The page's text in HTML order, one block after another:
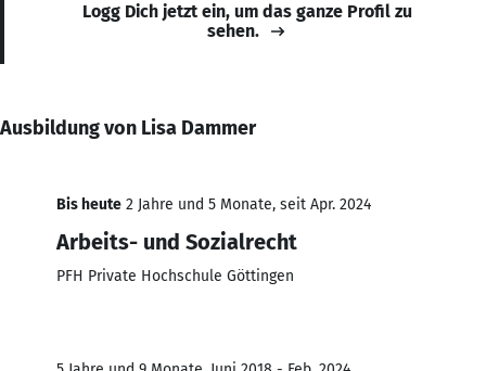
Logg Dich jetzt ein, um das ganze Profil zu
sehen.
Ausbildung von Lisa Dammer
Bis heute 2 Jahre und 5 Monate, seit Apr. 2024
Arbeits- und Sozialrecht
PFH Private Hochschule Göttingen